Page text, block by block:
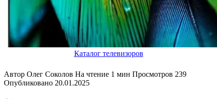
Каталог телевизоров
Автор Олег Соколов На чтение 1 мин Просмотров 239
Опубликовано 20.01.2025